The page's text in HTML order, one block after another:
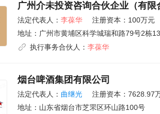
广州介未投资咨询合伙企业（有限
法定代表人： 李葆华 注册资本：100万元
地址： 广州市黄埔区科学城瑞和路79号2栋
执行事务合伙人： 李葆华
烟台啤酒集团有限公司
法定代表人： 曲继光 注册资本：7628.97
地址： 山东省烟台市芝罘区环山路100号